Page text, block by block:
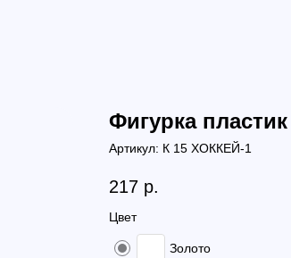
Фигурка
Артикул: К 15 ХОККЕЙ-1
217 р.
Цвет
Золото